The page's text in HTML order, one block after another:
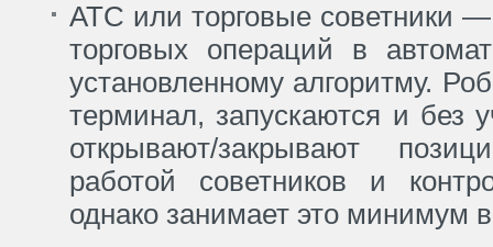
АТС или торговые советники
торговых операций в
установленному алгоритму.
терминал, запускаются и без
открывают/закрывают
работой советников и
однако занимает это минимум